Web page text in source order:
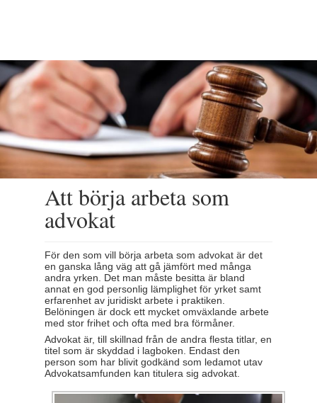
Att börja arbeta som
advokat
För den som vill börja arbeta som advokat är det
en ganska lång väg att gå jämfört med många
andra yrken. Det man måste besitta är bland
annat en god personlig lämplighet för yrket samt
erfarenhet av juridiskt arbete i praktiken.
Belöningen är dock ett mycket omväxlande arbete
med stor frihet och ofta med bra förmåner.
Advokat är, till skillnad från de andra flesta titlar, en
titel som är skyddad i lagboken. Endast den
person som har blivit godkänd som ledamot utav
Advokatsamfunden kan titulera sig advokat.